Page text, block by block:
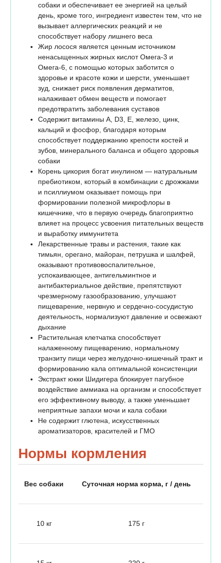
собаки и обеспечивает ее энергией на целый
день, кроме того, ингредиент известен тем, что не
вызывает аллергических реакций и не
способствует набору лишнего веса
Жир лосося является ценным источником
ненасыщенных жирных кислот Омега-3 и
Омега-6, с помощью которых заботится о
здоровье и красоте кожи и шерсти, уменьшает
зуд, снижает риск появления дерматитов,
налаживает обмен веществ и помогает
предотвратить заболевания суставов
Содержит витамины A, D3, Е, железо, цинк,
кальций и фосфор, благодаря которым
способствует поддержанию крепости костей и
зубов, минерального баланса и общего здоровья
собаки
Корень цикория богат инулином — натуральным
пребиотиком, который в комбинации с дрожжами
и псиллиумом оказывает помощь при
формировании полезной микрофлоры в
кишечнике, что в первую очередь благоприятно
влияет на процесс усвоения питательных веществ
и выработку иммунитета
Лекарственные травы и растения, такие как
тимьян, орегано, майоран, петрушка и шалфей,
оказывают противовоспалительное,
успокаивающее, антигельминтное и
антибактериальное действие, препятствуют
чрезмерному газообразованию, улучшают
пищеварение, нервную и сердечно-сосудистую
деятельность, нормализуют давление и освежают
дыхание
Растительная клетчатка способствует
налаженному пищеварению, нормальному
транзиту пищи через желудочно-кишечный тракт и
формированию кала оптимальной консистенции
Экстракт юкки Шидигера блокирует пагубное
воздействие аммиака на организм и способствует
его эффективному выводу, а также уменьшает
неприятные запахи мочи и кала собаки
Не содержит глютена, искусственных
ароматизаторов, красителей и ГМО
Нормы кормления
Вес собаки Суточная норма корма, г / день
10 кг 175 г